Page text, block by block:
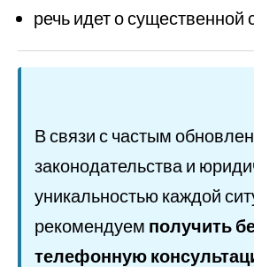
речь идет о существенной
В связи с частым
законодательства и
уникальностью каждой
рекомендуем получить
телефонную